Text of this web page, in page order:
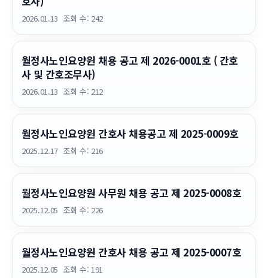
2026.01.13 조회 수: 242
월정사노인요양원 채용 공고 제 2026-0001호 ( 간호
사 및 간호조무사)
2026.01.13 조회 수: 212
월정사노인요양원 간호사 채용공고 제 2025-0009호
2025.12.17 조회 수: 216
월정사노인요양원 사무원 채용 공고 제 2025-0008호
2025.12.05 조회 수: 226
월정사노인요양원 간호사 채용 공고 제 2025-0007호
2025.12.05 조회 수: 191